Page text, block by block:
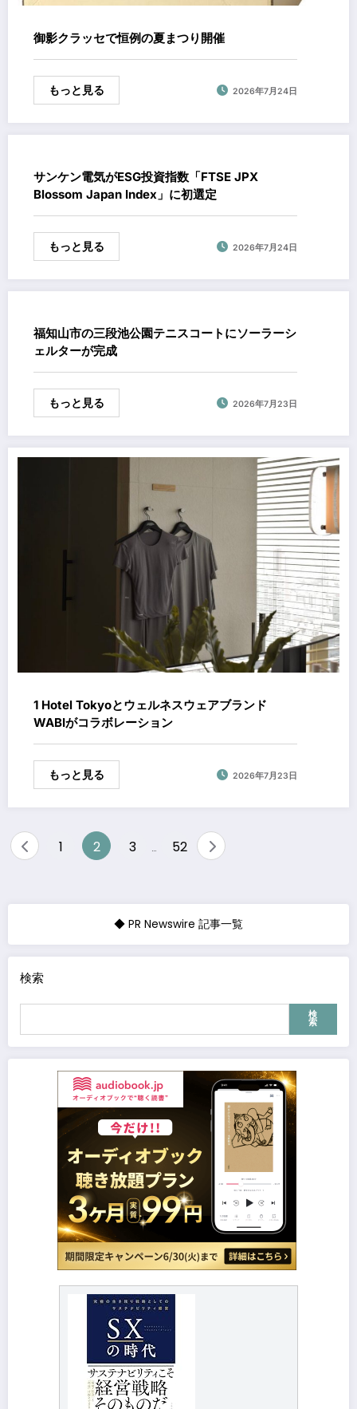
御影クラッセで恒例の夏まつり開催
もっと見る 2026年7月24日
サンケン電気がESG投資指数「FTSE JPX
Blossom Japan Index」に初選定
もっと見る 2026年7月24日
福知山市の三段池公園テニスコートにソーラーシ
ェルターが完成
もっと見る 2026年7月23日
1 Hotel Tokyoとウェルネスウェアブランド
WABIがコラボレーション
もっと見る 2026年7月23日
投
ー
ジ
送
り
1 2 3 … 52
◆ PR Newswire 記事一覧
検索
検
索